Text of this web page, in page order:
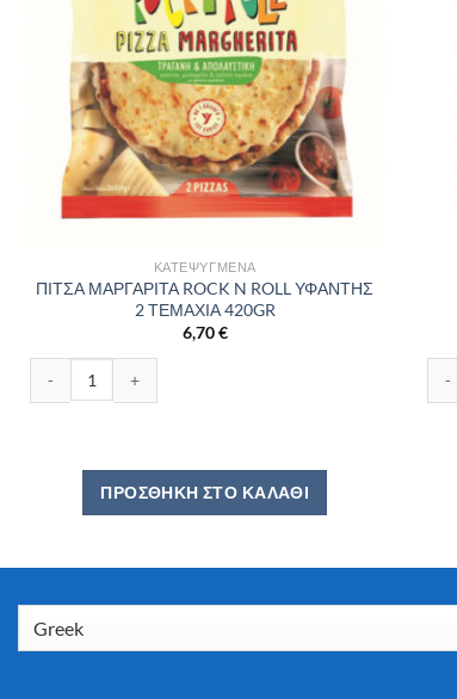
ΚΑΤΕΨΥΓΜΈΝΑ
ΠΙΤΣΑ ΜΑΡΓΑΡΙΤΑ ROCK N ROLL ΥΦΑΝΤΗΣ
2 ΤΕΜΑΧΙΑ 420GR
6,70€
ΠΡΟΣΘΉΚΗ ΣΤΟ ΚΑΛΆΘΙ